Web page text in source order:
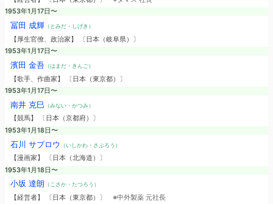
1953年1月17日〜
冨田 成輝（とみだ・しげき）
【厚生官僚、政治家】 〔日本（岐阜県）〕
1953年1月17日〜
濱田 金吾（はまだ・きんご）
【歌手、作曲家】 〔日本（東京都）〕
1953年1月17日〜
南井 克巳 （みない・かつみ）
【競馬】 〔日本（京都府）〕
1953年1月18日〜
石川 サブロウ （いしかわ・さぶろう）
【漫画家】 〔日本（北海道）〕
1953年1月18日〜
小坂 達朗 （こさか・たつろう）
【経営者】 〔日本（東京都）〕 ※中外製薬 元社長